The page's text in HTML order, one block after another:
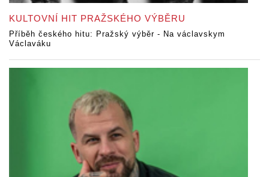
KULTOVNÍ HIT PRAŽSKÉHO VÝBĚRU
Příběh českého hitu: Pražský výběr - Na václavskym
Václaváku